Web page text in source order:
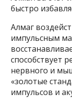
быстро
Алмаг
импульсным
способствует
нервного и
«золотые
импульсов и